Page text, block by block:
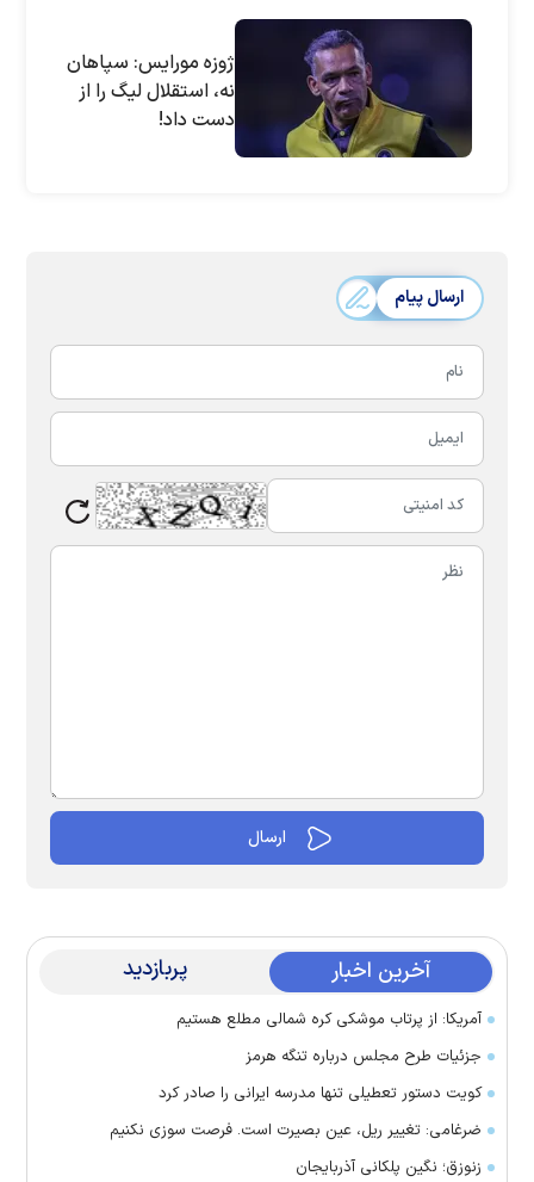
ژوزه مورایس: سپاهان
نه، استقلال لیگ را از
دست داد!
ارسال پیام
آخرین اخبار پربازدید
آمریکا: از پرتاب موشکی کره شمالی مطلع هستیم
جزئیات طرح مجلس درباره تنگه هرمز
کویت دستور تعطیلی تنها مدرسه ایرانی را صادر کرد
ضرغامی: تغییر ریل، عین بصیرت است. فرصت سوزی نکنیم
زنوزق؛ نگین پلکانی آذربایجان